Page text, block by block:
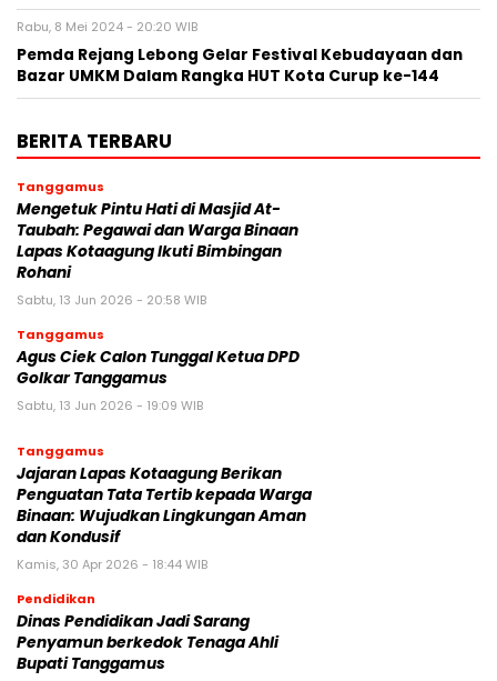
Rabu, 8 Mei 2024 - 20:20 WIB
Pemda Rejang Lebong Gelar Festival Kebudayaan dan
Bazar UMKM Dalam Rangka HUT Kota Curup ke-144
BERITA TERBARU
Tanggamus
Mengetuk Pintu Hati di Masjid At-
Taubah: Pegawai dan Warga Binaan
Lapas Kotaagung Ikuti Bimbingan
Rohani
Sabtu, 13 Jun 2026 - 20:58 WIB
Tanggamus
Agus Ciek Calon Tunggal Ketua DPD
Golkar Tanggamus
Sabtu, 13 Jun 2026 - 19:09 WIB
Tanggamus
Jajaran Lapas Kotaagung Berikan
Penguatan Tata Tertib kepada Warga
Binaan: Wujudkan Lingkungan Aman
dan Kondusif
Kamis, 30 Apr 2026 - 18:44 WIB
Pendidikan
Dinas Pendidikan Jadi Sarang
Penyamun berkedok Tenaga Ahli
Bupati Tanggamus